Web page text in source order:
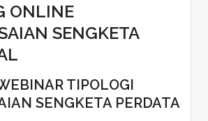
ONLINE
SENGKETA
TIPOLOGI
SENGKETA PERDATA